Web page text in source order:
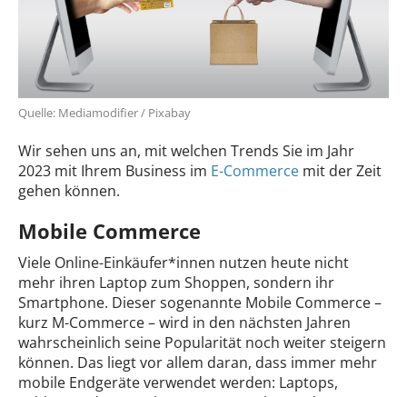
Quelle: Mediamodifier / Pixabay
Wir sehen uns an, mit welchen Trends Sie im Jahr
2023 mit Ihrem Business im E-Commerce mit der Zeit
gehen können.
Mobile Commerce
Viele Online-Einkäufer*innen nutzen heute nicht
mehr ihren Laptop zum Shoppen, sondern ihr
Smartphone. Dieser sogenannte Mobile Commerce –
kurz M-Commerce – wird in den nächsten Jahren
wahrscheinlich seine Popularität noch weiter steigern
können. Das liegt vor allem daran, dass immer mehr
mobile Endgeräte verwendet werden: Laptops,